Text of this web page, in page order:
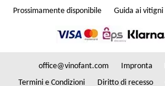
Prossimamente disponibile
Guida ai vitigni
office@vinofant.com Impronta
Termini e Condizioni
Diritto di recesso